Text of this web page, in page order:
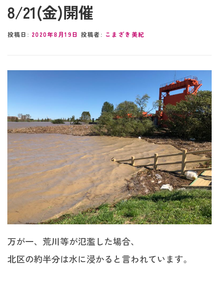
8/21(金)開催
投稿日: 2020年8月19日 投稿者: こまざき美紀
万が一、荒川等が氾濫した場合、
北区の約半分は水に浸かると言われています。